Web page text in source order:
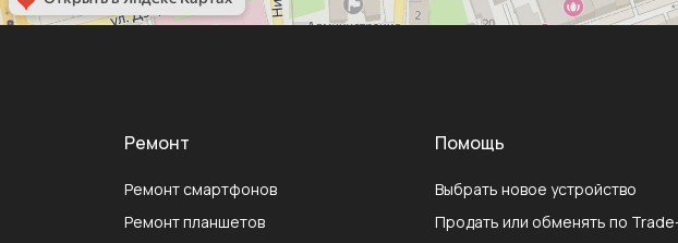
Ремонт
Ремонт смартфонов
Ремонт планшетов
Помощь
Выбрать новое устройство
Продать или обменять по